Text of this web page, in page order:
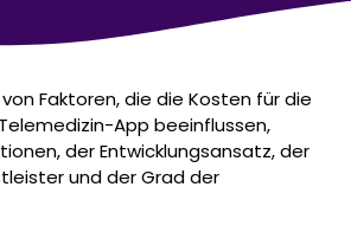
Faktoren, die die Kosten für die
App beeinflussen,
der Entwicklungsansatz, der
und der Grad der